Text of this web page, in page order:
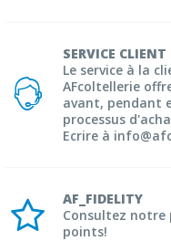
SERVICE CLIENT
Le service à la
AFcoltellerie
avant, pendant
processus
Ecrire à
AF_FIDELITY
Consultez notre
points!